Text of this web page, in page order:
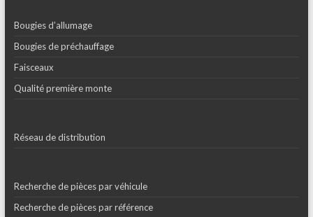
Bougies d’allumage
Bougies de préchauffage
Faisceaux
Qualité première monte
Réseau de distribution
Recherche de pièces par véhicule
Recherche de pièces par référence